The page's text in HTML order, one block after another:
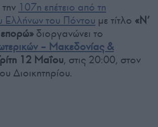
107η επέτειο από τη
Ελλήνων του Πόντου με τίτλο «Ν’
διοργανώνει το
– Μακεδονίας &
12 Μαΐου, στις 20:00, στον
Διοικητηρίου.